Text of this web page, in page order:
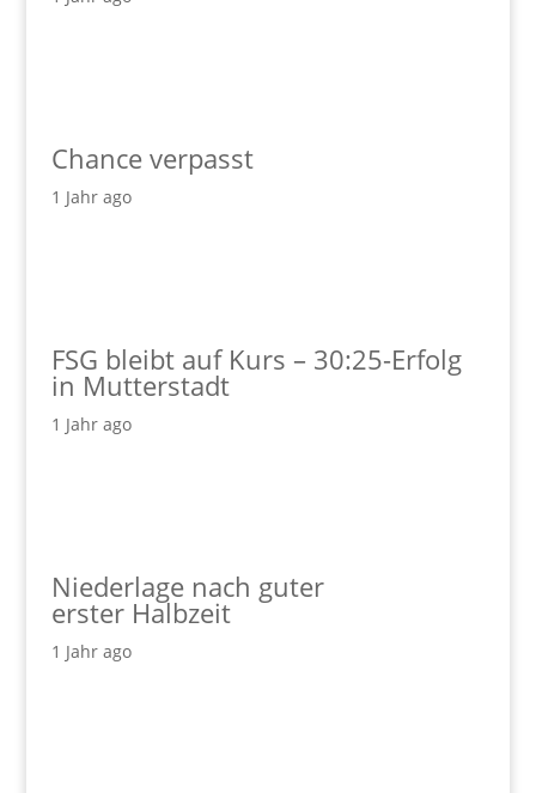
Chance verpasst
1 Jahr ago
FSG bleibt auf Kurs – 30:25-Erfolg
in Mutterstadt
1 Jahr ago
Niederlage nach guter
erster Halbzeit
1 Jahr ago